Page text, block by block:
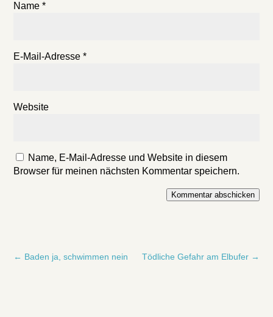
Name*
E-Mail-Adresse*
Website
Name, E-Mail-Adresse und Website in diesem
Browser für meinen nächsten Kommentar speichern.
Kommentar abschicken
← Baden ja, schwimmen nein Tödliche Gefahr am Elbufer→